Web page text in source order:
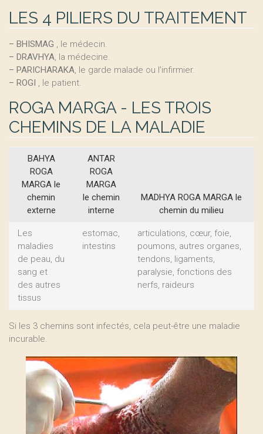
LES 4 PILIERS DU TRAITEMENT
– BHISMAG , le médecin.
– DRAVHYA, la médecine.
– PARICHARAKA, le garde malade ou l’infirmier.
– ROGI , le patient.
ROGA MARGA - LES TROIS
CHEMINS DE LA MALADIE
BAHYA
ROGA
MARGA le
chemin
externe
ANTAR
ROGA
MARGA
le chemin
interne
MADHYA ROGA MARGA le
chemin du milieu
Les
maladies
de peau, du
sang et
des autres
tissus
estomac,
intestins
articulations, cœur, foie,
poumons, autres organes,
tendons, ligaments,
paralysie, fonctions des
nerfs, raideurs
Si les 3 chemins sont infectés, cela peut-être une maladie
incurable.